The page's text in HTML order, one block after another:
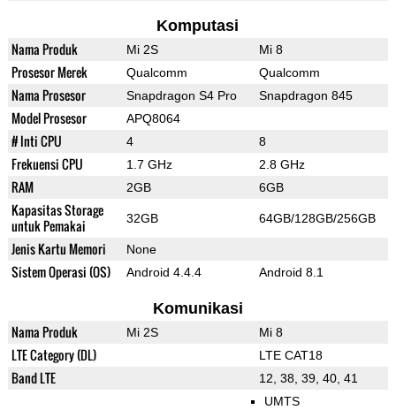
Komputasi
Nama Produk Mi 2S Mi 8
Prosesor Merek Qualcomm Qualcomm
Nama Prosesor Snapdragon S4 Pro Snapdragon 845
Model Prosesor APQ8064
# Inti CPU 4 8
Frekuensi CPU 1.7 GHz 2.8 GHz
RAM 2GB 6GB
Kapasitas Storage
untuk Pemakai
32GB 64GB/128GB/256GB
Jenis Kartu Memori None
Sistem Operasi (OS) Android 4.4.4 Android 8.1
Komunikasi
Nama Produk Mi 2S Mi 8
LTE Category (DL) LTE CAT18
Band LTE 12, 38, 39, 40, 41
UMTS